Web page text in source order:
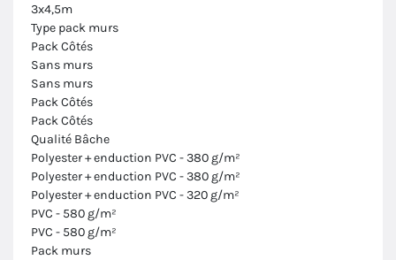
3x4,5m
Type pack murs
Pack Côtés
Sans murs
Sans murs
Pack Côtés
Pack Côtés
Qualité Bâche
Polyester + enduction PVC - 380 g/m²
Polyester + enduction PVC - 380 g/m²
Polyester + enduction PVC - 320 g/m²
PVC - 580 g/m²
PVC - 580 g/m²
Pack murs